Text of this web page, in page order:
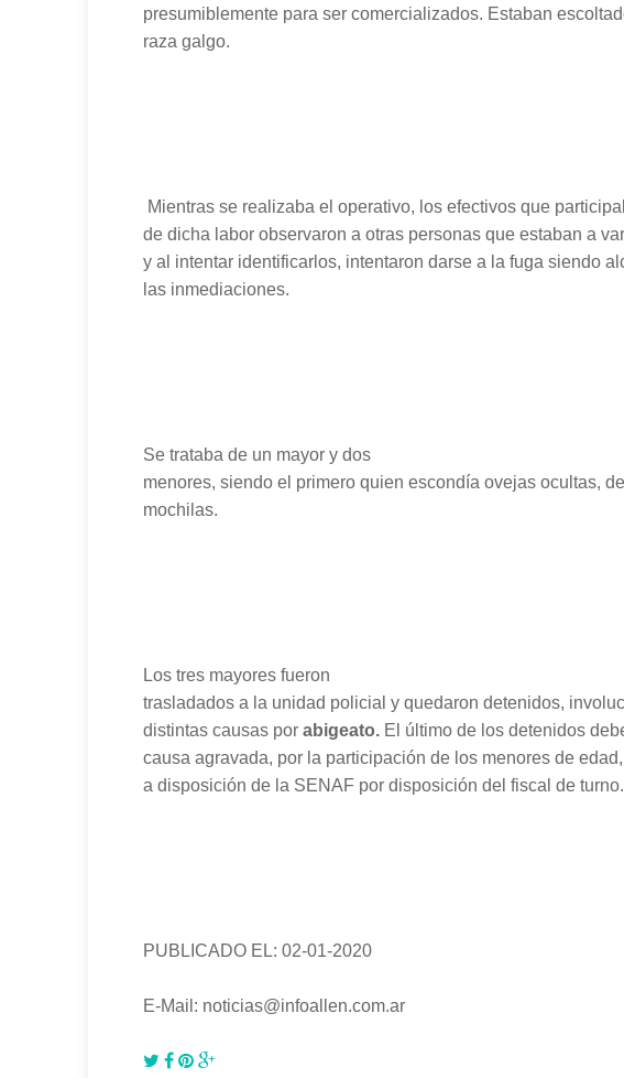
presumiblemente para ser comercializados. Estaban
raza galgo.
Mientras se realizaba el operativo, los efectivos que
de dicha labor observaron a otras personas que estaban a
y al intentar identificarlos, intentaron darse a la fuga siendo
las inmediaciones.
Se trataba de un mayor y dos
menores, siendo el primero quien escondía ovejas ocultas,
mochilas.
Los tres mayores fueron
trasladados a la unidad policial y quedaron detenidos,
distintas causas por abigeato.El último de los detenidos
causa agravada, por la participación de los menores de
a disposición de la SENAF por disposición del fiscal de turno.
PUBLICADO EL: 02-01-2020
E-Mail: noticias@infoallen.com.ar